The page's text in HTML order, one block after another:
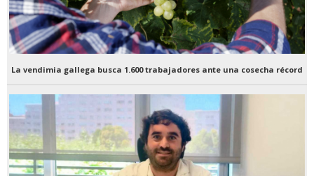
La vendimia gallega busca 1.600 trabajadores ante una cosecha récord